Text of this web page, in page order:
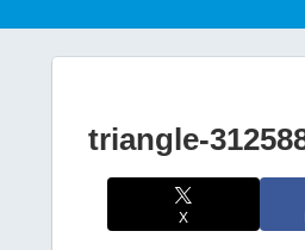
triangle-
X